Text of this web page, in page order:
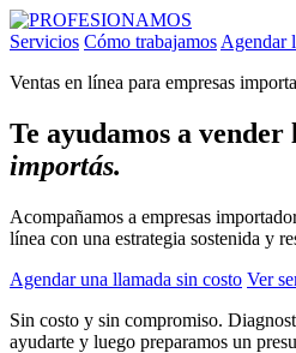
Servicios Cómo trabajamos Agendar
Ventas en línea para empresas
Te ayudamos a vender
importás.
Acompañamos a empresas
línea con una estrategia sostenida y
Agendar una llamada sin costo Ver
Sin costo y sin compromiso.
ayudarte y luego preparamos un